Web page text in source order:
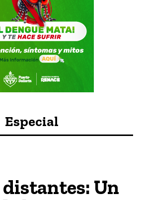
Especial
Un